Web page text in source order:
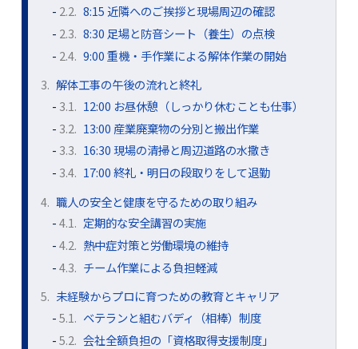
2.2. 8:15 近隣へのご挨拶と現場周辺の確認
2.3. 8:30 足場と防音シート（養生）の点検
2.4. 9:00 重機・手作業による解体作業の開始
3. 解体工事の午後の流れと終礼
3.1. 12:00 お昼休憩（しっかり休むことも仕事）
3.2. 13:00 産業廃棄物の分別と搬出作業
3.3. 16:30 現場の清掃と周辺道路の水撒き
3.4. 17:00 終礼・明日の段取りをして退勤
4. 職人の安全と健康を守るための取り組み
4.1. 定期的な安全講習の実施
4.2. 熱中症対策と労働環境の維持
4.3. チーム作業による負担軽減
5. 未経験からプロに育つための教育とキャリア
5.1. ベテランと組むバディ（相棒）制度
5.2. 会社全額負担の「資格取得支援制度」